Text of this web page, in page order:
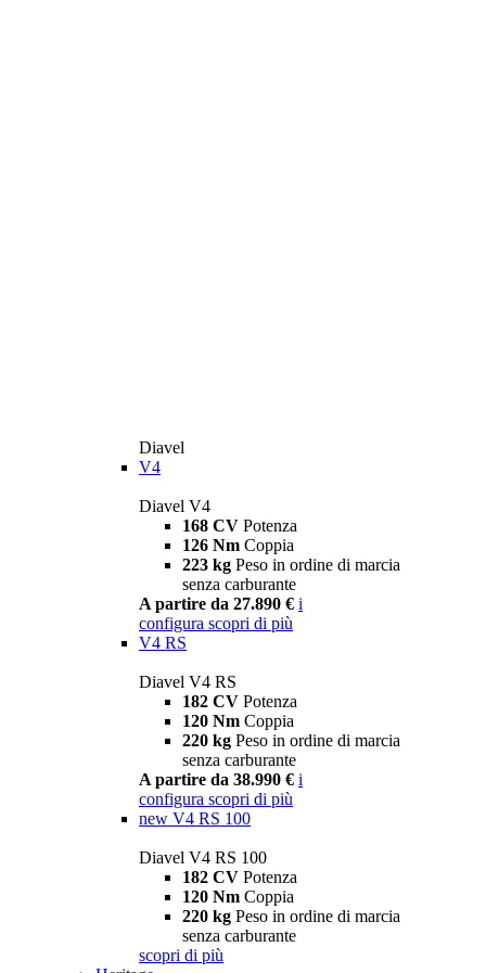
Diavel
V4
Diavel V4
168 CV Potenza
126 Nm Coppia
223 kg Peso in ordine di marcia
senza carburante
A partire da 27.890 € i
configura scopri di più
V4 RS
Diavel V4 RS
182 CV Potenza
120 Nm Coppia
220 kg Peso in ordine di marcia
senza carburante
A partire da 38.990 € i
configura scopri di più
new V4 RS 100
Diavel V4 RS 100
182 CV Potenza
120 Nm Coppia
220 kg Peso in ordine di marcia
senza carburante
scopri di più